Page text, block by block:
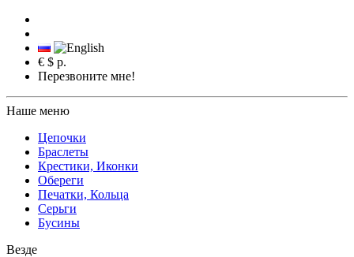
€ $ р.
Перезвоните мне!
Наше меню
Цепочки
Браслеты
Крестики, Иконки
Обереги
Печатки, Кольца
Серьги
Бусины
Везде